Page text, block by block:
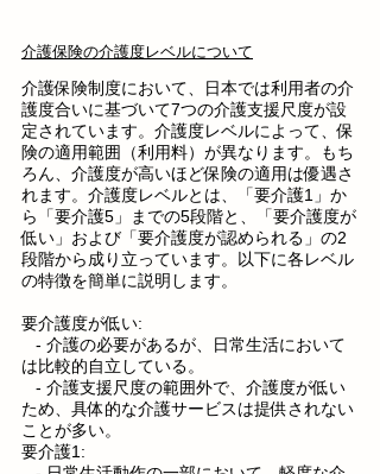
介護保険の介護度レベルについて
介護保険制度において、日本では利用者の介
護度合いに基づいて7つの介護支援尺度が設
定されています。介護度レベルによって、保
険の適用範囲（利用料）が異なります。もち
ろん、介護度が高いほど保険の適用は優遇さ
れます。介護度レベルとは、「要介護1」か
ら「要介護5」までの5段階と、「要介護度が
低い」および「要介護度が認められる」の2
段階から成り立っています。以下に各レベル
の特徴を簡単に説明します。
要介護度が低い:
は比較的自立している。
ため、具体的な介護サービスは提供されない
ことが多い。
要介護1: